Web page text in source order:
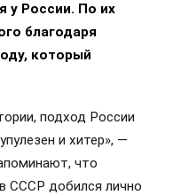
у России. По их
благодаря
который
подход России
и хитер», —
что
СССР добился лично